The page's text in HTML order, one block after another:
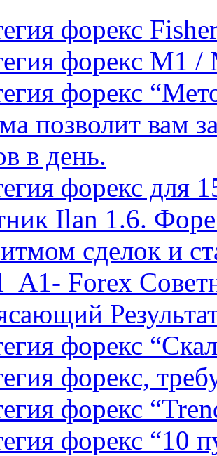
форекс
форекс M1 /
форекс
позволит вам
в день.
форекс для
Ilan 1.6.
сделок и
Forex
форекс
форекс,
форекс
форекс “10